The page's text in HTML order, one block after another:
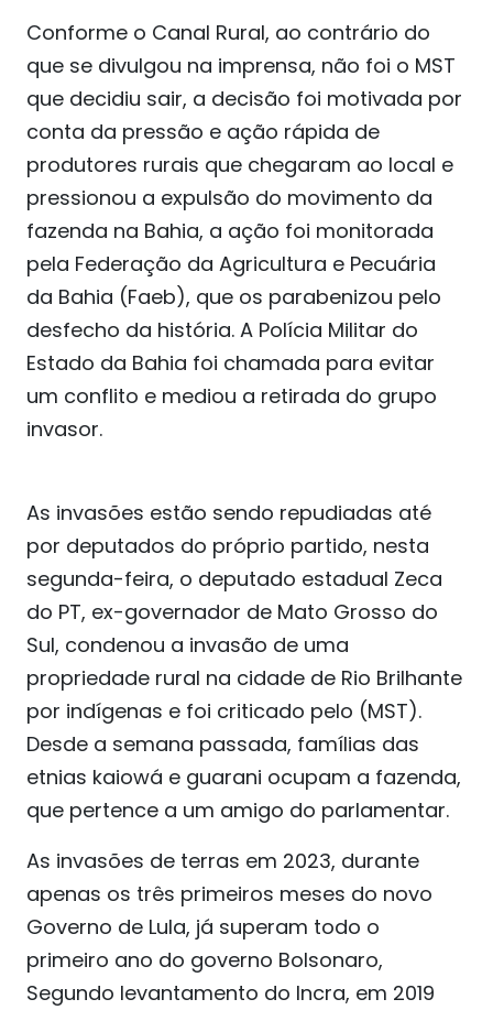
Conforme o Canal Rural, ao contrário do
que se divulgou na imprensa, não foi o MST
que decidiu sair, a decisão foi motivada por
conta da pressão e ação rápida de
produtores rurais que chegaram ao local e
pressionou a expulsão do movimento da
fazenda na Bahia, a ação foi monitorada
pela Federação da Agricultura e Pecuária
da Bahia (Faeb), que os parabenizou pelo
desfecho da história. A Polícia Militar do
Estado da Bahia foi chamada para evitar
um conflito e mediou a retirada do grupo
invasor.
As invasões estão sendo repudiadas até
por deputados do próprio partido, nesta
segunda-feira, o deputado estadual Zeca
do PT, ex-governador de Mato Grosso do
Sul, condenou a invasão de uma
propriedade rural na cidade de Rio Brilhante
por indígenas e foi criticado pelo (MST).
Desde a semana passada, famílias das
etnias kaiowá e guarani ocupam a fazenda,
que pertence a um amigo do parlamentar.
As invasões de terras em 2023, durante
apenas os três primeiros meses do novo
Governo de Lula, já superam todo o
primeiro ano do governo Bolsonaro,
Segundo levantamento do Incra, em 2019